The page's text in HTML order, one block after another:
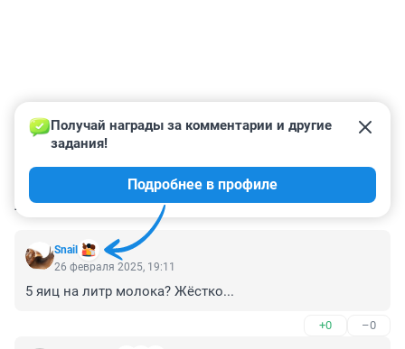
КОММЕНТАРИИ 3
Snail
Получай награды за комментарии и другие
задания!
Подробнее в профиле
26 февраля 2025, 19:11
5 яиц на литр молока? Жёстко...
+0 –0